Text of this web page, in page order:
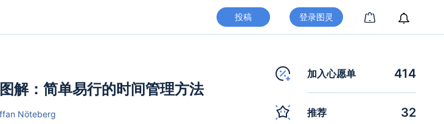
投稿 登录图灵
解：简单易行的时间管理方法
Nöteberg
加入心愿单 414
推荐 32